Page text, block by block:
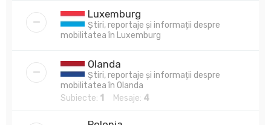
Luxemburg
Știri, reportaje și informații despre
mobilitatea în Luxemburg
Olanda
Știri, reportaje și informații despre
mobilitatea în Olanda
Subiecte: 1 Mesaje: 4